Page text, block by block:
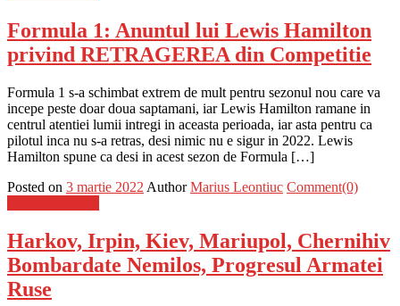
Formula 1: Anuntul lui Lewis Hamilton
privind RETRAGEREA din Competitie
Formula 1 s-a schimbat extrem de mult pentru sezonul nou care va
incepe peste doar doua saptamani, iar Lewis Hamilton ramane in
centrul atentiei lumii intregi in aceasta perioada, iar asta pentru ca
pilotul inca nu s-a retras, desi nimic nu e sigur in 2022. Lewis
Hamilton spune ca desi in acest sezon de Formula […]
Posted on 3 martie 2022 Author Marius Leontiuc Comment(0)
Harkov, Irpin, Kiev, Mariupol, Chernihiv
Bombardate Nemilos, Progresul Armatei
Ruse